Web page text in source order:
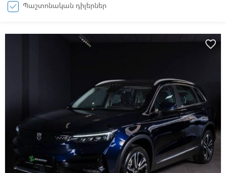
Պաշտոնական դիլերներ
favorite_border